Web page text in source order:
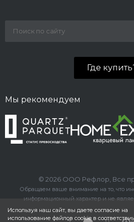
Где
Мы рекомендуем
© 2026 ООО Рефлор, Все
Обращаем ваше внимание на то, что
информационный характер и не
Используя наш сайт, вы даете согласие на
использование файлов cookie в